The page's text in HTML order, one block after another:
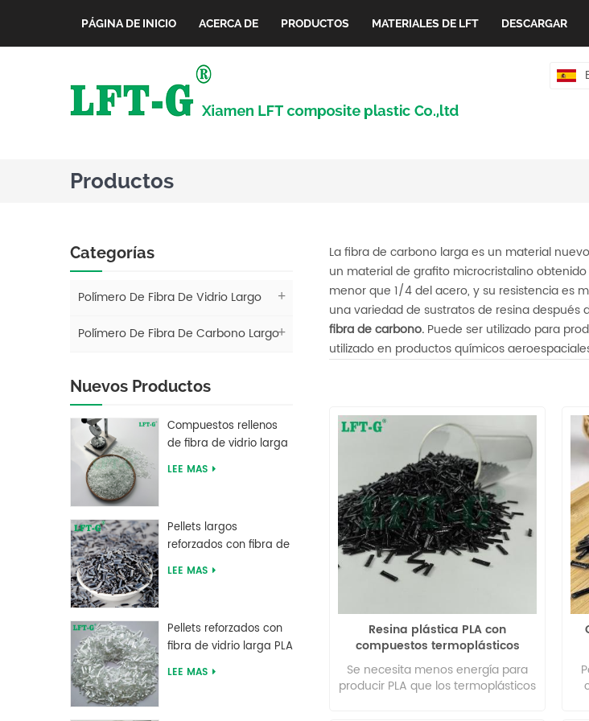
PÁGINA DE INICIO ACERCA DE PRODUCTOS MATERIALES DE LFT DESCARGAR
Productos
Categorías
Polímero De Fibra De Vidrio Largo
Polímero De Fibra De Carbono Largo
Nuevos Productos
Compuestos rellenos
de fibra de vidrio larga
de tereftalato de
LEE MAS
Pellets largos
reforzados con fibra de
carbono de resina PEEK
LEE MAS
Pellets reforzados con
fibra de vidrio larga PLA
de ácido poliláctico de
LEE MAS
La fibra de carbono larga es un material
un material de grafito microcristalino
menor que 1/4 del acero, y su resistencia es
una variedad de sustratos de resina
fibra de carbono. Puede ser utilizado para
utilizado en productos químicos
Resina plástica PLA con
compuestos termoplásticos
reforzados con fibra
Se necesita menos energía para
producir PLA que los termoplásticos